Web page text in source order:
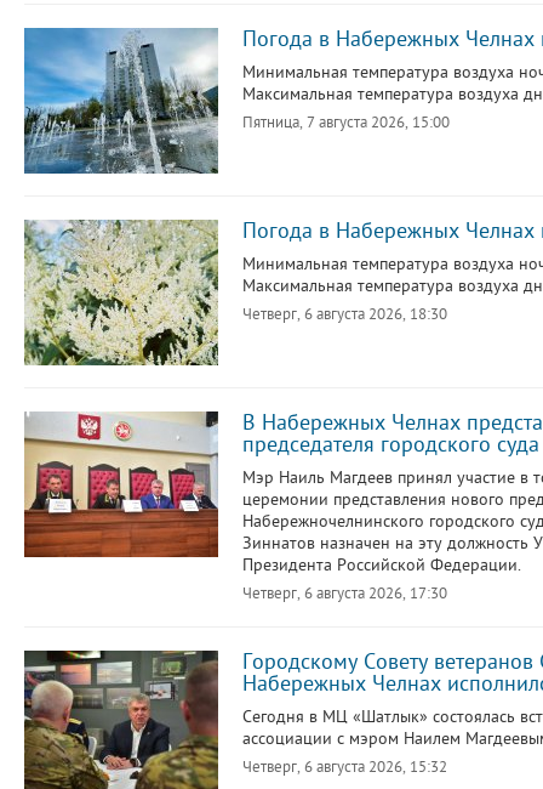
Погода в Набережных Челнах
Минимальная температура воздуха
Максимальная температура воздуха
Пятница, 7 августа 2026, 15:00
Погода в Набережных Челнах
Минимальная температура воздуха
Максимальная температура воздуха
Четверг, 6 августа 2026, 18:30
В Набережных Челнах
председателя городского суда
Мэр Наиль Магдеев принял участие в
церемонии представления нового
Набережночелнинского городского
Зиннатов назначен на эту должность
Президента Российской Федерации.
Четверг, 6 августа 2026, 17:30
Городскому Совету
Набережных Челнах
Сегодня в МЦ «Шатлык» состоялась
ассоциации с мэром Наилем
Четверг, 6 августа 2026, 15:32